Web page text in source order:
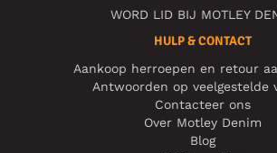
WORD LID BIJ MOTLEY
HULP & CONTACT
Aankoop herroepen en retour
Antwoorden op veelgestelde
Contacteer ons
Over Motley Denim
Blog